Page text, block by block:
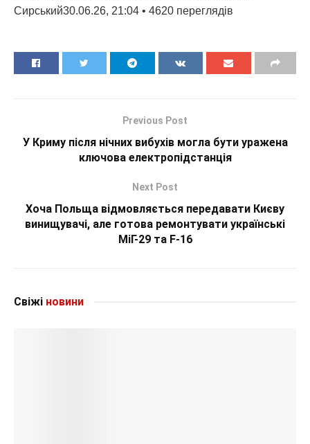
Сирський30.06.26, 21:04 • 4620 переглядiв
Previous Post
У Криму після нічних вибухів могла бути уражена
ключова електропідстанція
Next Post
Хоча Польща відмовляється передавати Києву
винищувачі, але готова ремонтувати українські
МіГ-29 та F-16
Свіжі новини